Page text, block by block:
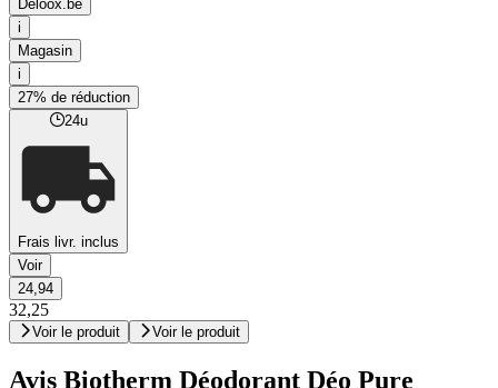
Deloox.be
i
Magasin
i
27% de réduction
24u
Frais livr. inclus
Voir
24,94
32,25
Voir le produit Voir le produit
Avis Biotherm Déodorant Déo Pure